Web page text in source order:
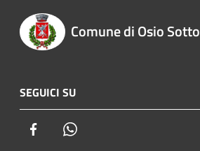
Comune di Osio Sotto
SEGUICI SU
Facebook